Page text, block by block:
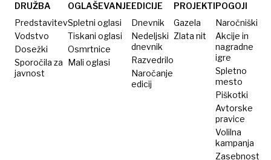
dokler
mi bo
telo
dovolilo«
DRUŽBA
Predstavitev
Vodstvo
Dosežki
Sporočila za
javnost
OGLAŠEVANJE
Spletni oglasi
Tiskani oglasi
Osmrtnice
Mali oglasi
EDICIJE
Dnevnik
Nedeljski
dnevnik
Razvedrilo
Naročanje
edicij
PROJEKTI
Gazela
Zlata nit
POGOJI
Naročniški
Akcije in
nagradne
igre
Spletno
mesto
Piškotki
Avtorske
pravice
Volilna
kampanja
Zasebnost